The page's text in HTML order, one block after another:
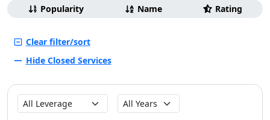
Browsing
Ordenar
Popularity Name Rating
Clear filter/sort
Hide Closed Services
Max
Leverage
Founded